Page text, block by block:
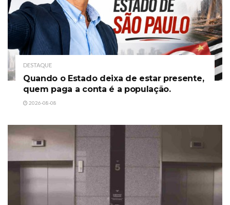
DESTAQUE
Quando o Estado deixa de estar presente,
quem paga a conta é a população.
2026-08-08